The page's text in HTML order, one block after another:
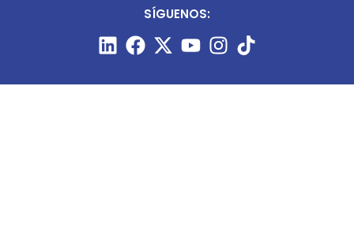
SÍGUENOS: